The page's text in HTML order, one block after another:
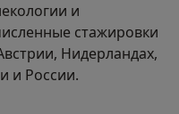
и
стажировки
Нидерландах,
и России.